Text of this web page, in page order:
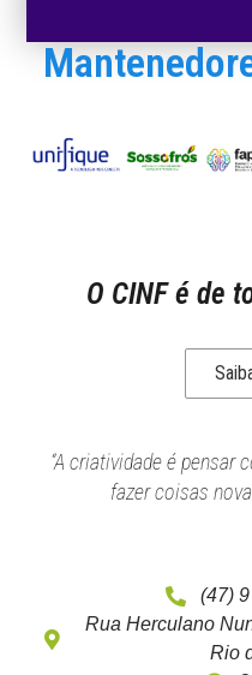
O CINF é de
“A criatividade é pensar
fazer coisas
(47)
Rua Herculano
Rio